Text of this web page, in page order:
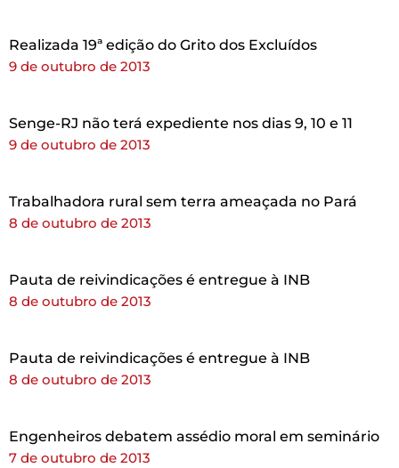
Realizada 19ª edição do Grito dos Excluídos
9 de outubro de 2013
Senge-RJ não terá expediente nos dias 9, 10 e 11
9 de outubro de 2013
Trabalhadora rural sem terra ameaçada no Pará
8 de outubro de 2013
Pauta de reivindicações é entregue à INB
8 de outubro de 2013
Pauta de reivindicações é entregue à INB
8 de outubro de 2013
Engenheiros debatem assédio moral em seminário
7 de outubro de 2013